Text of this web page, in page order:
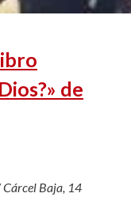
de
Cárcel Baja, 14